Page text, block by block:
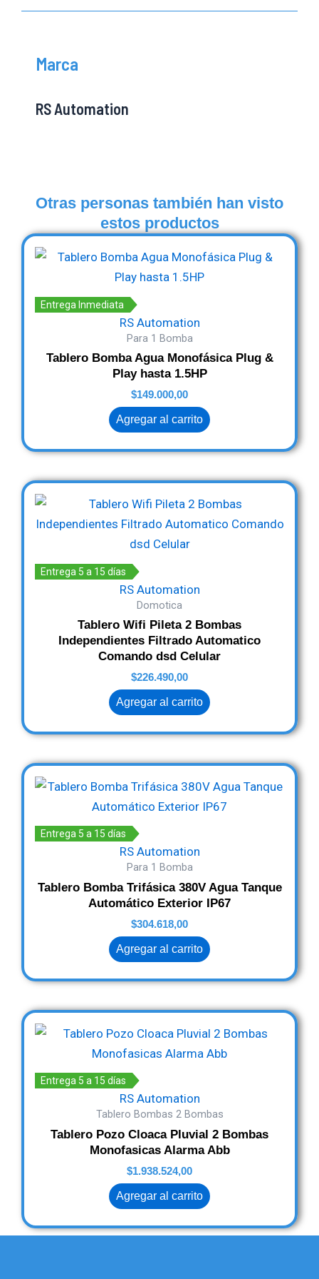
Marca
RS Automation
Otras personas también han visto
estos productos
Entrega Inmediata
RS Automation
Para 1 Bomba
Tablero Bomba Agua Monofásica Plug &
Play hasta 1.5HP
$149.000,00
Agregar al carrito
Entrega 5 a 15 días
RS Automation
Domotica
Tablero Wifi Pileta 2 Bombas
Independientes Filtrado Automatico
Comando dsd Celular
$226.490,00
Agregar al carrito
Entrega 5 a 15 días
RS Automation
Para 1 Bomba
Tablero Bomba Trifásica 380V Agua Tanque
Automático Exterior IP67
$304.618,00
Agregar al carrito
Entrega 5 a 15 días
RS Automation
Tablero Bombas 2 Bombas
Tablero Pozo Cloaca Pluvial 2 Bombas
Monofasicas Alarma Abb
$1.938.524,00
Agregar al carrito